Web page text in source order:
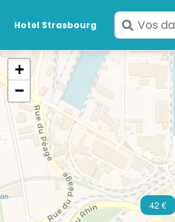
Hotel Strasbourg
vos
dates
42 €
+
−